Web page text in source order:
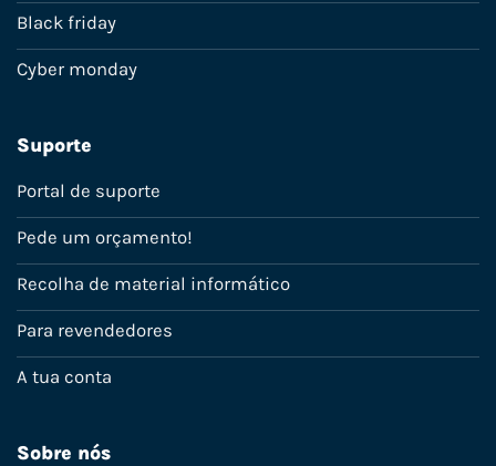
Black friday
Cyber monday
Suporte
Portal de suporte
Pede um orçamento!
Recolha de material informático
Para revendedores
A tua conta
Sobre nós